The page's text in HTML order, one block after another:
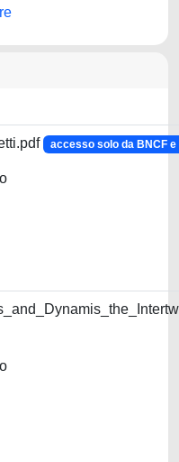
accesso solo da BNCF e